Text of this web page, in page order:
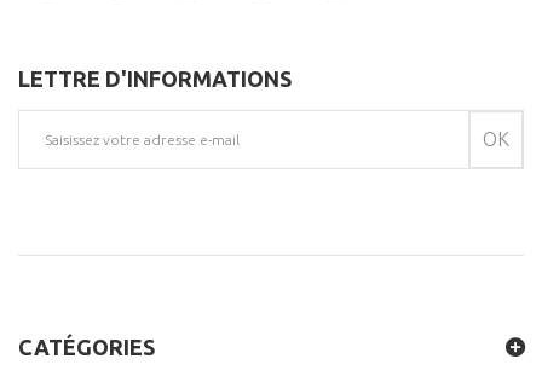
LETTRE D'INFORMATIONS
OK
CATÉGORIES